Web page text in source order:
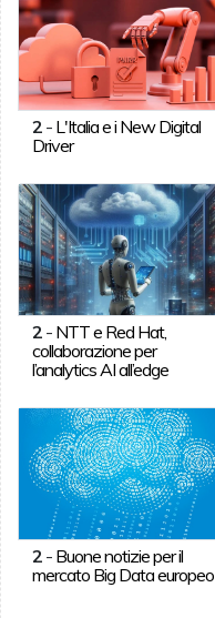
2- L'Italia e i New Digital
Driver
2- NTT e Red Hat,
collaborazione per
l’analytics AI all’edge
2- Buone notizie per il
mercato Big Data europeo